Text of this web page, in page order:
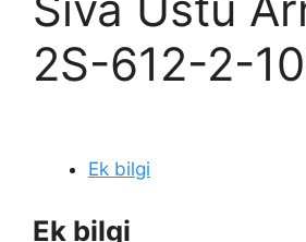
2S-612-2-
Ek bilgi
Ek bilgi